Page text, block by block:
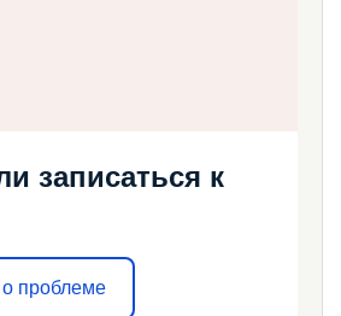
записаться к
проблеме